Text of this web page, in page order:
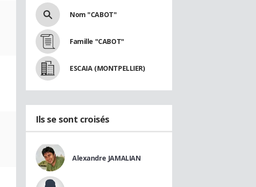
Nom "CABOT"
Famille "CABOT"
ESCAIA (MONTPELLIER)
Ils se sont croisés
Alexandre JAMALIAN